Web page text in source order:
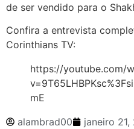
de ser vendido para o
Confira a entrevista
Corinthians TV:
https://youtube.com/
mE
alambrad00
janeiro 21,